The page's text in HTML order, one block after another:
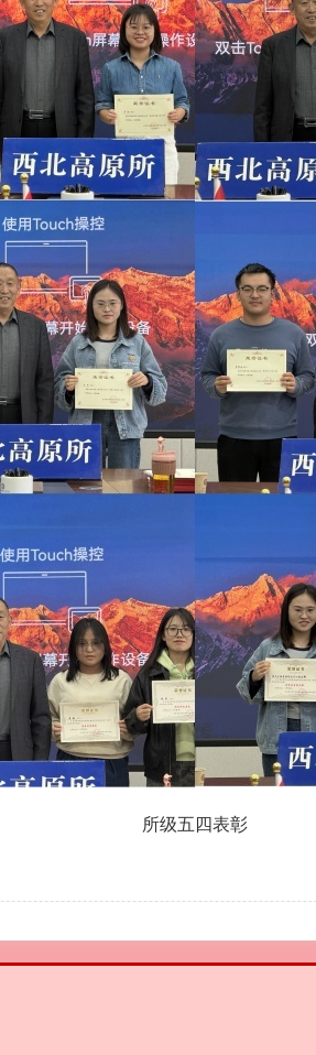
所级五四表彰